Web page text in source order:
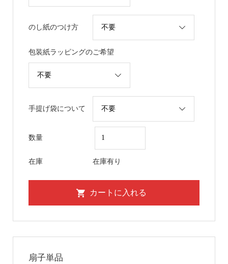
のし紙のつけ方
包装紙ラッピングのご希望
手提げ袋について
数量
在庫 在庫有り
扇子単品